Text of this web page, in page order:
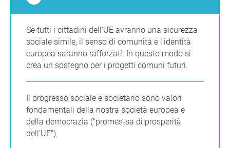
Se tutti i cittadini dell'UE avranno una sicurezza
sociale simile, il senso di comunità e l'identità
europea saranno rafforzati. In questo modo si
crea un sostegno per i progetti comuni futuri.
Il progresso sociale e societario sono valori
fondamentali della nostra società europea e
della democrazia ("promes-sa di prosperità
dell'UE").